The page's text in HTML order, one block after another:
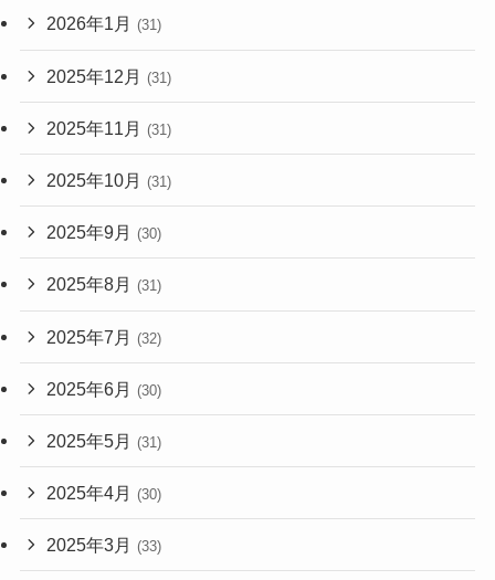
2026年1月 (31)
2025年12月 (31)
2025年11月 (31)
2025年10月 (31)
2025年9月 (30)
2025年8月 (31)
2025年7月 (32)
2025年6月 (30)
2025年5月 (31)
2025年4月 (30)
2025年3月 (33)